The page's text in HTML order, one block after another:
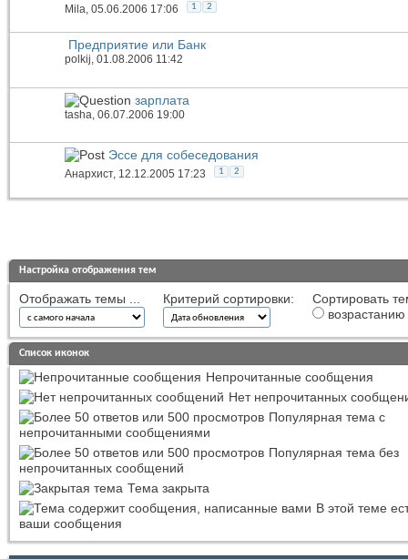
Mila, 05.06.2006 17:06 1 2
Предприятие или Банк
polkij, 01.08.2006 11:42
зарплата
tasha, 06.07.2006 19:00
Эссе для собеседования
Анархист, 12.12.2005 17:23 1 2
Настройка отображения тем
Отображать темы ... Критерий сортировки:
Сортировать
возрастанию
Список иконок
Непрочитанные сообщения
Нет непрочитанных
Популярная тема с
непрочитанными сообщениями
Популярная тема без
непрочитанных сообщений
Тема закрыта
В этой теме
ваши сообщения